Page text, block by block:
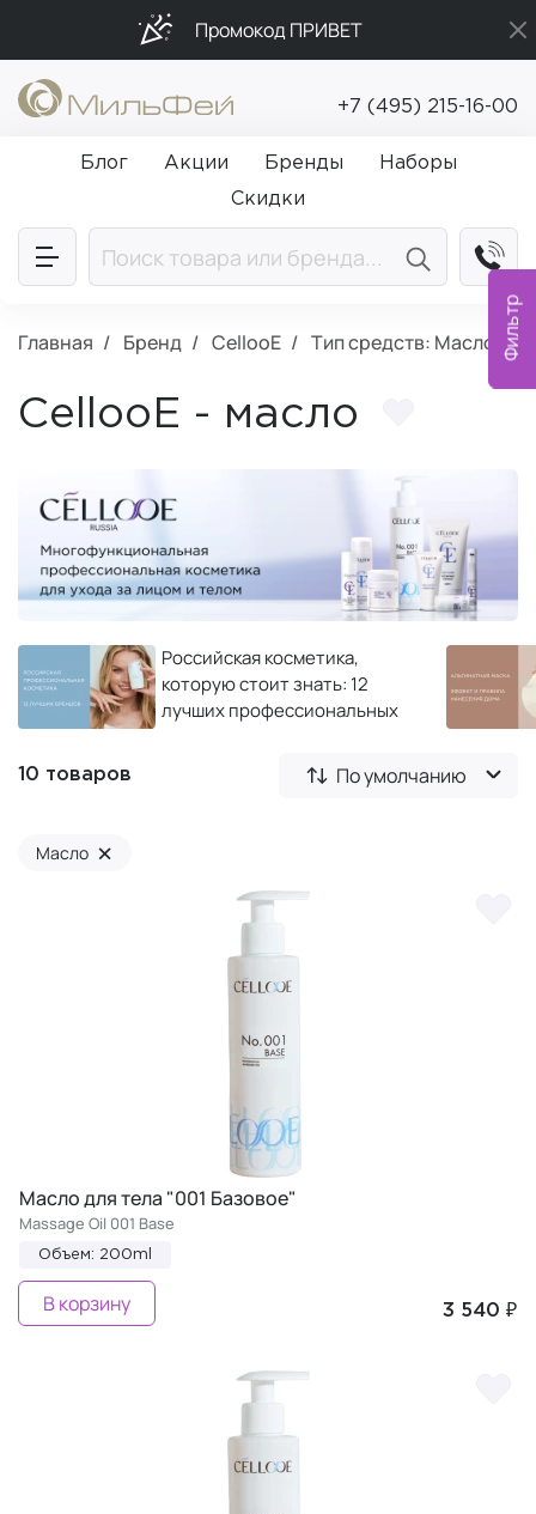
Фильтр
Промокод ПРИВЕТ
Бесплатная доставка от 5 000₽
Подарки в каждый заказ от 5 000₽
+7 (495) 215-16-00
Блог Акции Бренды
Наборы
Скидки
Главная Бренд CellooE Тип средств: Масло
CellooE - масло
Российская косметика,
которую стоит знать: 12
лучших профессиональных
10 товаров По умолчанию
Масло ×
Масло для тела "001 Базовое"
Massage Oil 001 Base
Объем: 200ml
3 540 ₽
В корзину